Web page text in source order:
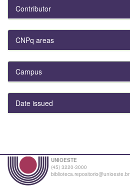
Contributor
CNPq areas
Campus
Date issued
UNIOESTE
(45) 3220-3000
biblioteca.repositorio@unioeste.br